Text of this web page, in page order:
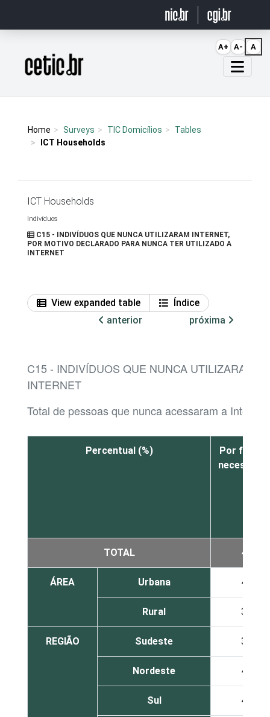
Página inicial
Home Surveys TIC Domicílios
Tables
ICT Households
ICT Households
Indivíduos
C15 - INDIVÍDUOS QUE NUNCA UTILIZARAM INTERNET,
POR MOTIVO DECLARADO PARA NUNCA TER UTILIZADO A
INTERNET
View expanded table
Índice
anterior
próxima
C15 - INDIVÍDUOS QUE NUNCA UTILIZARAM
INTERNET
Total de pessoas que nunca acessaram a Internet
Percentual (%)
Por falta
TOTAL 44
ÁREA Urbana 47
Rural 32
REGIÃO Sudeste 39
Nordeste 44
Sul 47
A+ A- A